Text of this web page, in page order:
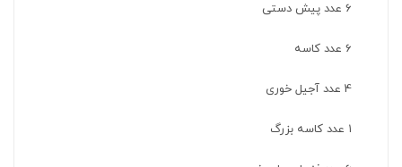
6 عدد پیش دستی
6 عدد کاسه
4 عدد آجیل خوری
۱ عدد کاسه بزرگ